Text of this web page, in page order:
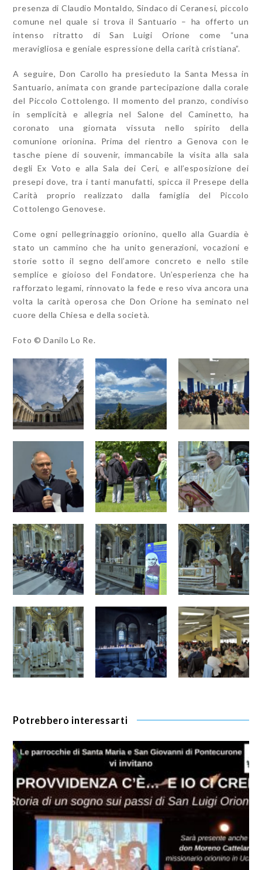
presenza di Claudio Montaldo, Sindaco di Ceranesi, piccolo
comune nel quale si trova il Santuario – ha offerto un
intenso ritratto di San Luigi Orione come “una
meravigliosa e geniale espressione della carità cristiana”.
A seguire, Don Carollo ha presieduto la Santa Messa in
Santuario, animata con grande partecipazione dalla corale
del Piccolo Cottolengo. Il momento del pranzo, condiviso
in semplicità e allegria nel Salone del Caminetto, ha
coronato una giornata vissuta nello spirito della
comunione orionina. Prima del rientro a Genova con le
tasche piene di souvenir, immancabile la visita alla sala
degli Ex Voto e alla Sala dei Ceri, e all’esposizione dei
presepi dove, tra i tanti manufatti, spicca il Presepe della
Carità proprio realizzato dalla famiglia del Piccolo
Cottolengo Genovese.
Come ogni pellegrinaggio orionino, quello alla Guardia è
stato un cammino che ha unito generazioni, vocazioni e
storie sotto il segno dell’amore concreto e nello stile
semplice e gioioso del Fondatore. Un’esperienza che ha
rafforzato legami, rinnovato la fede e reso viva ancora una
volta la carità operosa che Don Orione ha seminato nel
cuore della Chiesa e della società.
Foto © Danilo Lo Re.
Potrebbero interessarti